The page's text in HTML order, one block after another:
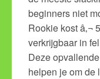
beginners niet
Rookie kost â‚¬
verkrijgbaar in
Deze
helpen je om de